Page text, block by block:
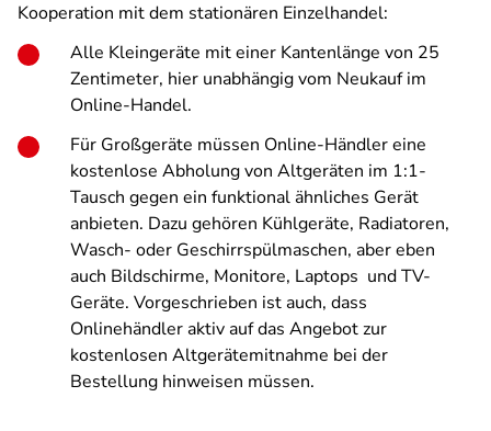
Kooperation mit dem stationären Einzelhandel:
Alle Kleingeräte mit einer Kantenlänge von 25
Zentimeter, hier unabhängig vom Neukauf im
Online-Handel.
Für Großgeräte müssen Online-Händler eine
kostenlose Abholung von Altgeräten im 1:1-
Tausch gegen ein funktional ähnliches Gerät
anbieten. Dazu gehören Kühlgeräte, Radiatoren,
Wasch- oder Geschirrspülmaschen, aber eben
auch Bildschirme, Monitore, Laptops und TV-
Geräte. Vorgeschrieben ist auch, dass
Onlinehändler aktiv auf das Angebot zur
kostenlosen Altgerätemitnahme bei der
Bestellung hinweisen müssen.